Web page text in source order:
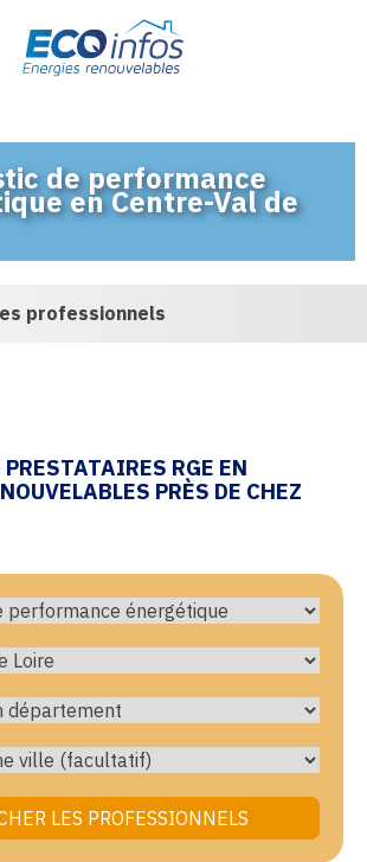
de performance
en Centre-Val de
professionnels
PRESTATAIRES RGE EN
PRÈS DE CHEZ